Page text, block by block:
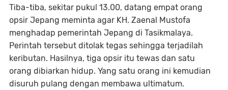
Tiba-tiba, sekitar pukul 13.00, datang empat orang
opsir Jepang meminta agar KH. Zaenal Mustofa
menghadap pemerintah Jepang di Tasikmalaya.
Perintah tersebut ditolak tegas sehingga terjadilah
keributan. Hasilnya, tiga opsir itu tewas dan satu
orang dibiarkan hidup. Yang satu orang ini kemudian
disuruh pulang dengan membawa ultimatum.